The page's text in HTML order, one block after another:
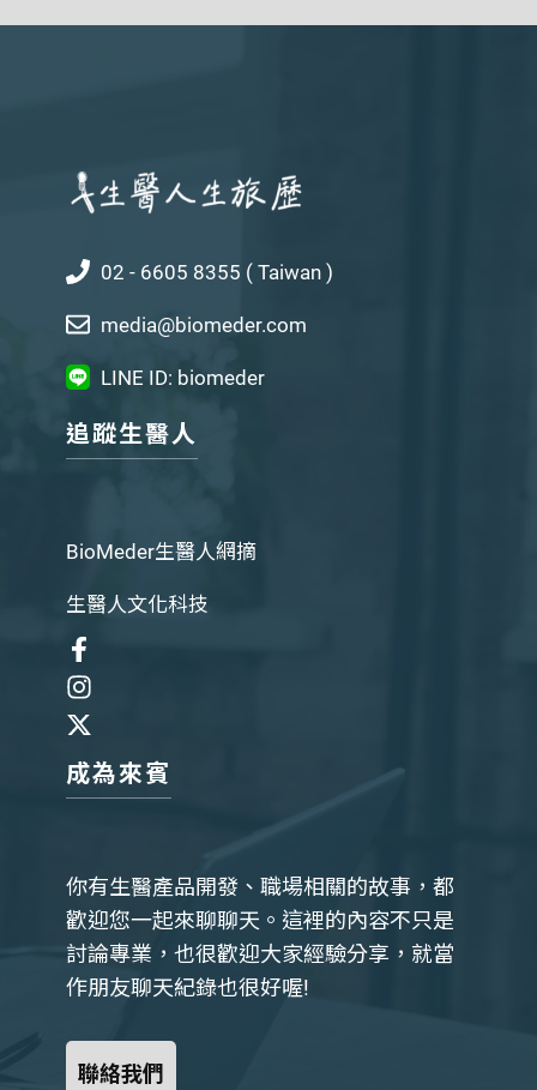
02 - 6605 8355 ( Taiwan )
media@biomeder.com
LINE ID: biomeder
追蹤生醫人
BioMeder生醫人網摘
生醫人文化科技
成為來賓
你有生醫產品開發、職場相關的故事，都
歡迎您一起來聊聊天。這裡的內容不只是
討論專業，也很歡迎大家經驗分享，就當
作朋友聊天紀錄也很好喔!
聯絡我們